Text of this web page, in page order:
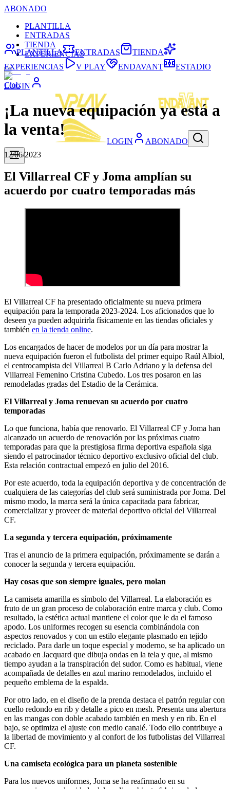
ABONADO
PLANTILLA
ENTRADAS
TIENDA
EXPERIENCIAS
LOGIN
LOGIN ABONADO
PLANTILLA ENTRADAS
TIENDA
EXPERIENCIAS
V PLAY ENDAVANT ESTADIO
Club
¡La nueva equipación ya está a
la venta!
12/06/2023
El Villarreal CF y Joma amplían su
acuerdo por cuatro temporadas más
El Villarreal CF ha presentado oficialmente su nueva primera
equipación para la temporada 2023-2024. Los aficionados que lo
deseen ya pueden adquirirla físicamente en las tiendas oficiales y
también en la tienda online.
Los encargados de hacer de modelos por un día para mostrar la
nueva equipación fueron el futbolista del primer equipo Raúl Albiol,
el centrocampista del Villarreal B Carlo Adriano y la defensa del
Villarreal Femenino Cristina Cubedo. Los tres posaron en las
remodeladas gradas del Estadio de la Cerámica.
El Villarreal y Joma renuevan su acuerdo por cuatro
temporadas
Lo que funciona, había que renovarlo. El Villarreal CF y Joma han
alcanzado un acuerdo de renovación por las próximas cuatro
temporadas para que la prestigiosa firma deportiva española siga
siendo el patrocinador técnico deportivo exclusivo oficial del club.
Esta relación contractual empezó en julio del 2016.
Por este acuerdo, toda la equipación deportiva y de concentración de
cualquiera de las categorías del club será suministrada por Joma. Del
mismo modo, la marca será la única capacitada para fabricar,
comercializar y proveer de material deportivo oficial del Villarreal
CF.
La segunda y tercera equipación, próximamente
Tras el anuncio de la primera equipación, próximamente se darán a
conocer la segunda y tercera equipación.
Hay cosas que son siempre iguales, pero molan
La camiseta amarilla es símbolo del Villarreal. La elaboración es
fruto de un gran proceso de colaboración entre marca y club. Como
resultado, la estética actual mantiene el color que le da el famoso
apodo. Los uniformes recogen su esencia combinándola con
aspectos renovados y con un estilo elegante plasmado en tejido
reciclado. Para darle un toque especial y moderno, se ha aplicado un
acabado en Jacquard que dibuja ondas en la tela y que, al mismo
tiempo ayudan a la transpiración del sudor. Como es habitual, viene
acompañada de detalles en azul marino remodelados, incluido el
pequeño emblema de la espalda.
Por otro lado, en el diseño de la prenda destaca el patrón regular con
cuello redondo en rib y detalle a pico en mesh. Presenta una abertura
en las mangas con doble acabado también en mesh y en rib. En el
bajo, se optimiza el ajuste con medio canalé. Todo ello contribuye a
la libertad de movimiento y al confort de los futbolistas del Villarreal
CF.
Una camiseta ecológica para un planeta sostenible
Para los nuevos uniformes, Joma se ha reafirmado en su